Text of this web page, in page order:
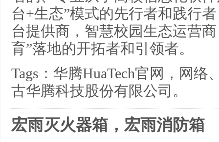
台+生态”模式的先行者和践行
台提供商，智慧校园生态运营
育”落地的开拓者和引领者。
Tags：华腾HuaTech官网，网
古华腾科技股份有限公司。
宏雨灭火器箱，宏雨消防箱